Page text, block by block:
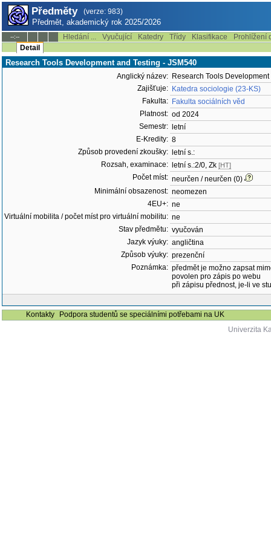
Předměty (verze: 983)
Předmět, akademický rok 2025/2026
--:-- Hledání ... Vyučující Katedry Třídy Klasifikace
Prohlížení
Detail
Research Tools Development and Testing - JSM540
Anglický název: Research Tools
Zajišťuje: Katedra sociologie (23-KS)
Fakulta: Fakulta sociálních věd
Platnost: od 2024
Semestr:
letní
E-Kredity: 8
Způsob provedení zkoušky:
letní s.:
Rozsah, examinace:
letní s.:2/0, Zk [HT]
Počet míst: neurčen / neurčen (0)
Minimální obsazenost: neomezen
4EU+: ne
Virtuální mobilita / počet míst pro virtuální mobilitu: ne
Stav předmětu: vyučován
Jazyk výuky: angličtina
Způsob výuky: prezenční
Poznámka: předmět je možno zapsat
povolen pro zápis po webu
při zápisu přednost, je-li ve
Kontakty
Podpora studentů se speciálními potřebami na UK
Univerzita